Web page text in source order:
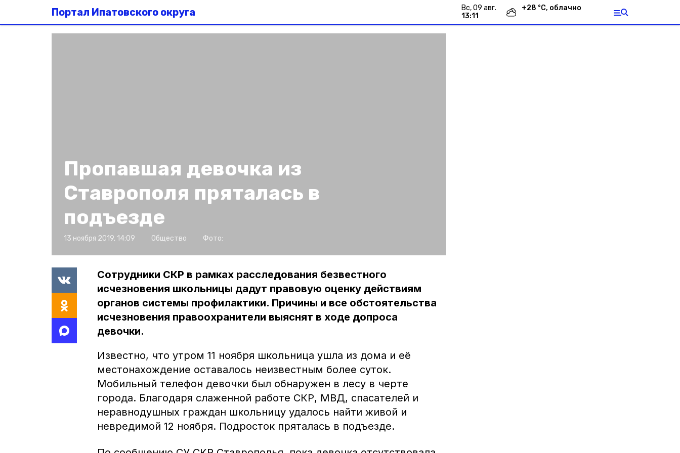
Портал Ипатовского округа
вс, 09 авг.
13:11
+28 °С, облачно
Пропавшая девочка из
Ставрополя пряталась в
подъезде
13 ноября 2019, 14:09 Общество Фото:
Сотрудники СКР в рамках расследования безвестного
исчезновения школьницы дадут правовую оценку действиям
органов системы профилактики. Причины и все обстоятельства
исчезновения правоохранители выяснят в ходе допроса
девочки.
Известно, что утром 11 ноября школьница ушла из дома и её
местонахождение оставалось неизвестным более суток.
Мобильный телефон девочки был обнаружен в лесу в черте
города. Благодаря слаженной работе СКР, МВД, спасателей и
неравнодушных граждан школьницу удалось найти живой и
невредимой 12 ноября. Подросток пряталась в подъезде.